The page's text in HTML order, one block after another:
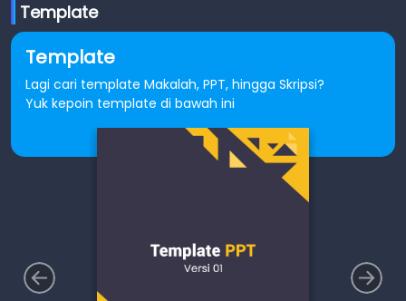
Template
Template
Lagi cari template Makalah, PPT, hingga Skripsi?
Yuk kepoin template di bawah ini